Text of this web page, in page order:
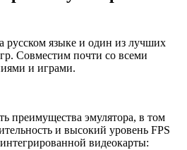
языке и один из лучших
Совместим почти со всеми
и играми.
преимущества эмулятора, в том
и высокий уровень FPS
видеокарты: